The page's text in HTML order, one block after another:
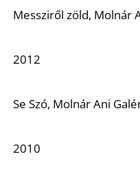
Messziről zöld, Molnár
2012
Se Szó, Molnár Ani
2010